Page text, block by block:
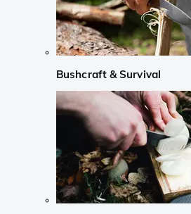
Bushcraft & Survival